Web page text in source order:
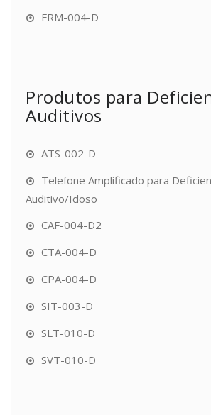
FRM-004-D
Produtos para
Auditivos
ATS-002-D
Telefone Amplificado para
Auditivo/Idoso
CAF-004-D2
CTA-004-D
CPA-004-D
SIT-003-D
SLT-010-D
SVT-010-D